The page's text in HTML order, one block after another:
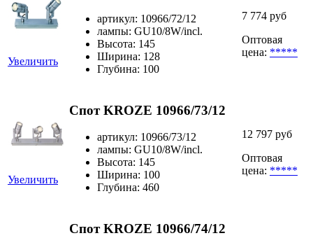
Увеличить
артикул: 10966/72/12
лампы: GU10/8W/incl.
Высота: 145
Ширина: 128
Глубина: 100
7 774 руб
Оптовая
цена: *****
Увеличить
Спот KROZE 10966/73/12
артикул: 10966/73/12
лампы: GU10/8W/incl.
Высота: 145
Ширина: 100
Глубина: 460
12 797 руб
Оптовая
цена: *****
Спот KROZE 10966/74/12